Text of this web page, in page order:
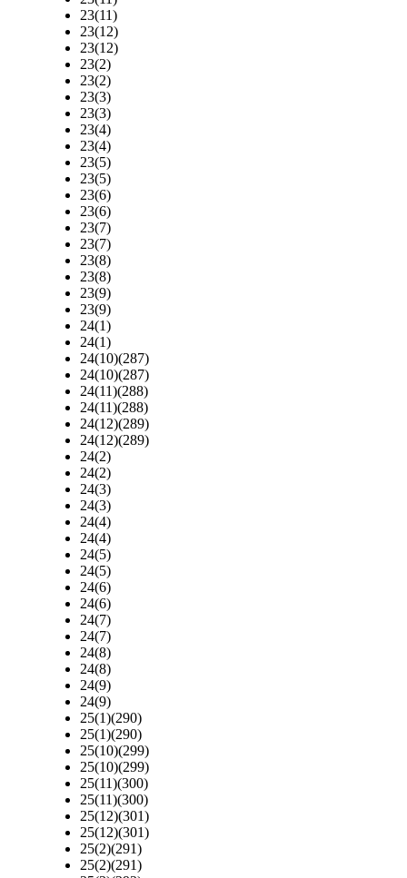
23(11)
23(12)
23(12)
23(2)
23(2)
23(3)
23(3)
23(4)
23(4)
23(5)
23(5)
23(6)
23(6)
23(7)
23(7)
23(8)
23(8)
23(9)
23(9)
24(1)
24(1)
24(10)(287)
24(10)(287)
24(11)(288)
24(11)(288)
24(12)(289)
24(12)(289)
24(2)
24(2)
24(3)
24(3)
24(4)
24(4)
24(5)
24(5)
24(6)
24(6)
24(7)
24(7)
24(8)
24(8)
24(9)
24(9)
25(1)(290)
25(1)(290)
25(10)(299)
25(10)(299)
25(11)(300)
25(11)(300)
25(12)(301)
25(12)(301)
25(2)(291)
25(2)(291)